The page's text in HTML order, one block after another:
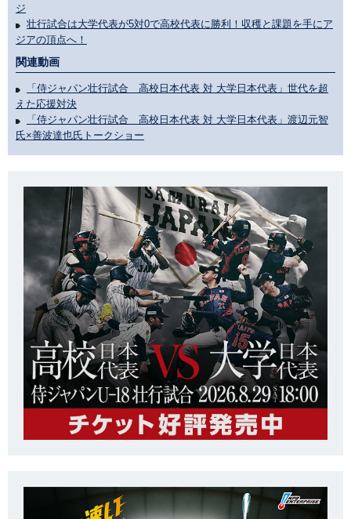
ジ
壮行試合は大学代表が5対0で高校代表に勝利！収穫と課題を手にア
ジアの頂点へ！
関連動画
「侍ジャパン壮行試合 高校日本代表 対 大学日本代表」世代を超
えた応援対決
「侍ジャパン壮行試合 高校日本代表 対 大学日本代表」渡辺元智
氏×善波達也氏トークショー